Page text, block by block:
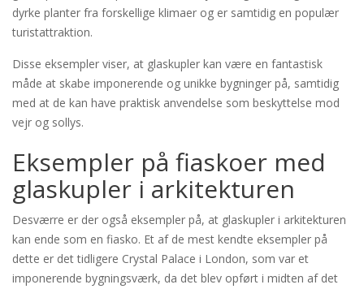
dyrke planter fra forskellige klimaer og er samtidig en populær
turistattraktion.
Disse eksempler viser, at glaskupler kan være en fantastisk
måde at skabe imponerende og unikke bygninger på, samtidig
med at de kan have praktisk anvendelse som beskyttelse mod
vejr og sollys.
Eksempler på fiaskoer med
glaskupler i arkitekturen
Desværre er der også eksempler på, at glaskupler i arkitekturen
kan ende som en fiasko. Et af de mest kendte eksempler på
dette er det tidligere Crystal Palace i London, som var et
imponerende bygningsværk, da det blev opført i midten af det